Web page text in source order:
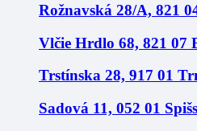
Rožnavská 28/A, 821
Vlčie Hrdlo 68, 821 07
Trstínska 28, 917 01
Sadová 11, 052 01